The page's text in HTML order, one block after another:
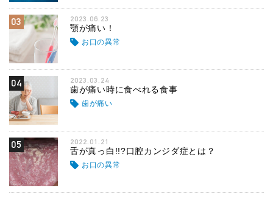
03 2023.06.23
顎が痛い！
お口の異常
04 2023.03.24
歯が痛い時に食べれる食事
歯が痛い
05 2022.01.21
舌が真っ白!!?口腔カンジダ症とは？
お口の異常